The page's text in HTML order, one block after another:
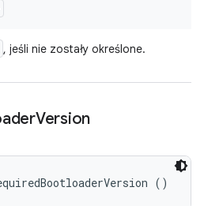
, jeśli nie zostały określone.
Version
()